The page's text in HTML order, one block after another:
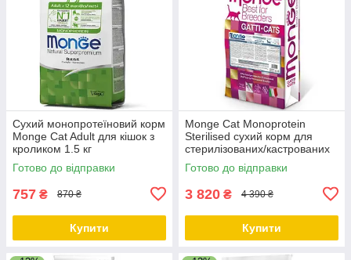
Сухий монопротеїновий корм
Monge Cat Adult для кішок з
кроликом 1.5 кг
Готово до відправки
757 ₴ 870 ₴
Купити
Monge Cat Monoprotein
Sterilised сухий корм для
стерилізованих/кастрованих
котів із фореллю 10 КГ
Готово до відправки
3 820 ₴ 4 390 ₴
Купити